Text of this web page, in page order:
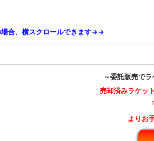
合、横スクロールできます→→
～委託販売で
売却済みラケッ
よりお